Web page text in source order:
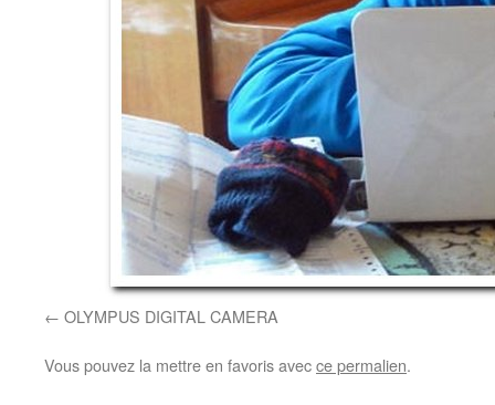
OLYMPUS DIGITAL CAMERA
Vous pouvez la mettre en favoris avecce permalien.